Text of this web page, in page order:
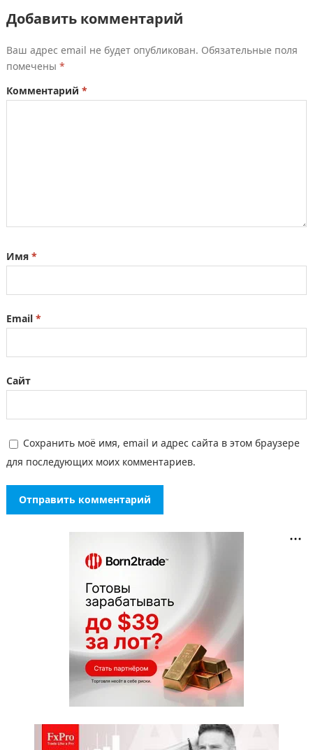
Добавить комментарий
Ваш адрес email не будет опубликован. Обязательные поля
помечены *
Комментарий *
Имя *
Email *
Сайт
Сохранить моё имя, email и адрес сайта в этом браузере
для последующих моих комментариев.